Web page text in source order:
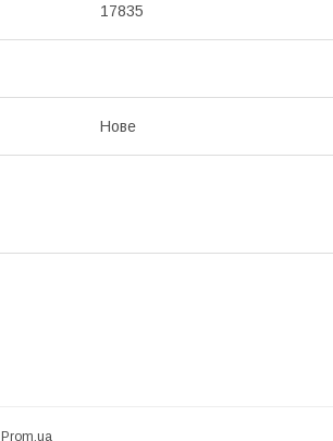
17835
Нове
Prom.ua